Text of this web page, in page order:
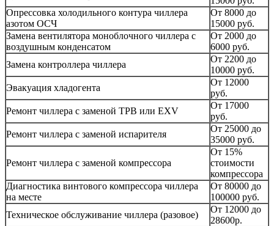
Опрессовка холодильного контура чиллера
азотом ОСЧ
От 8000 до
15000 руб.
Замена вентилятора моноблочного чиллера с
воздушным конденсатом
От 2000 до
6000 руб.
Замена контроллера чиллера
От 2200 до
10000 руб.
Эвакуация хладогента
От 12000
руб.
Ремонт чиллера с заменой ТРВ или EXV
От 17000
руб.
Ремонт чиллера с заменой испарителя
От 25000 до
35000 руб.
Ремонт чиллера с заменой компрессора
От 15%
стоимости
компрессора
Диагностика винтового компрессора чиллера
на месте
От 80000 до
100000 руб.
Техническое обслуживание чиллера (разовое)
От 12000 до
28600р.